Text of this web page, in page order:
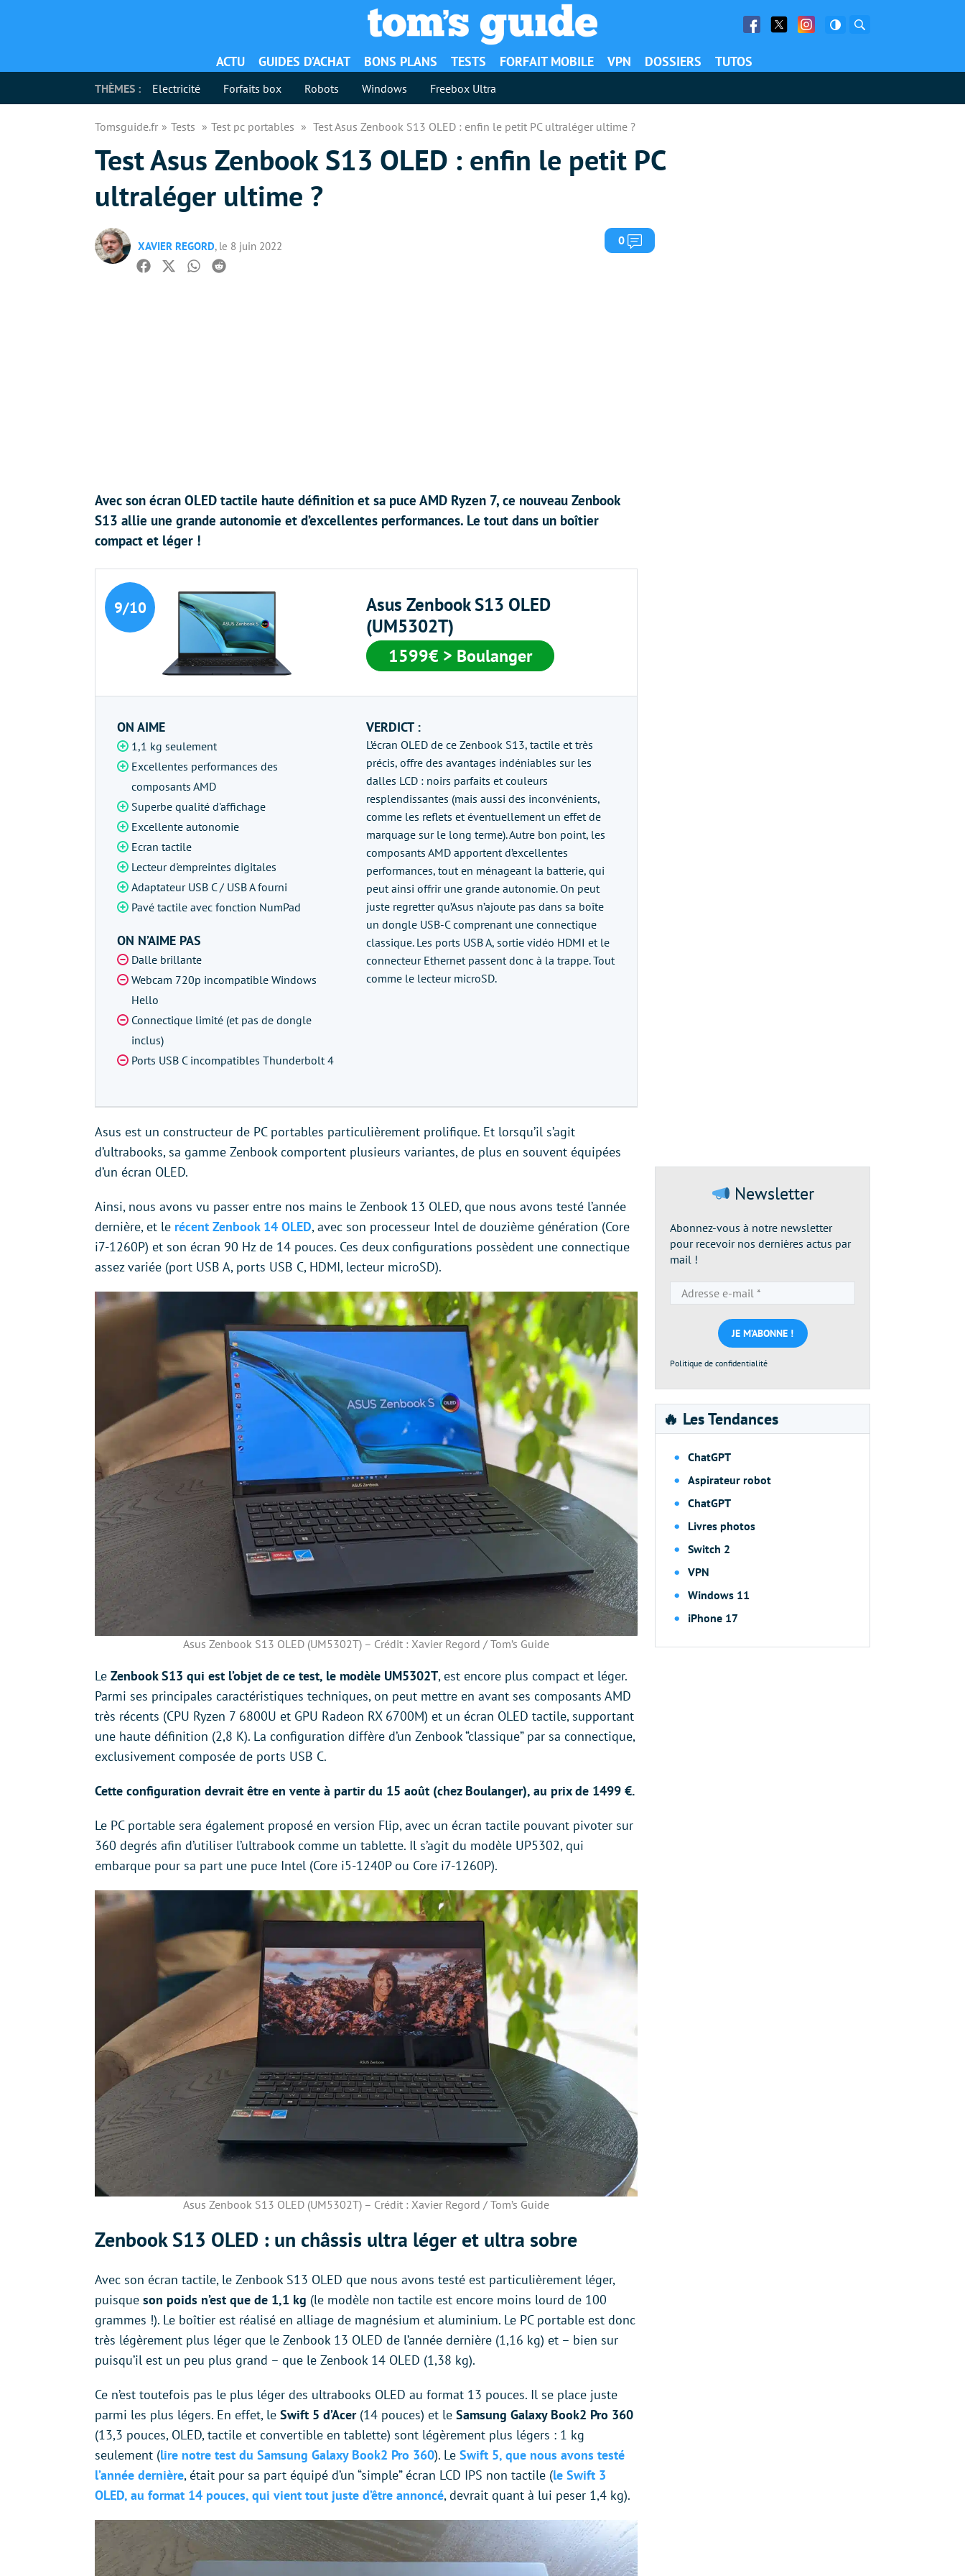
Facebook
Twitter Facebook
ACTU GUIDES D’ACHAT BONS PLANS TESTS FORFAIT MOBILE VPN DOSSIERS TUTOS
THÈMES : Electricité Forfaits box Robots Windows Freebox Ultra
Tomsguide.fr Tests Test pc portables Test Asus Zenbook S13 OLED : enfin le petit PC ultraléger ultime ?
Test Asus Zenbook S13 OLED : enfin le petit PC
ultraléger ultime ?
XAVIER REGORD, le 8 juin 2022 0 Commentaires
Facebook
TwitterWhatsapp
Reddit
Avec son écran OLED tactile haute définition et sa puce AMD Ryzen 7, ce nouveau Zenbook
S13 allie une grande autonomie et d’excellentes performances. Le tout dans un boîtier
compact et léger !
9/10
Asus Zenbook S13 OLED
(UM5302T)
1599€ > Boulanger
ON AIME
1,1 kg seulement
Excellentes performances des
composants AMD
Superbe qualité d'affichage
Excellente autonomie
Ecran tactile
Lecteur d'empreintes digitales
Adaptateur USB C / USB A fourni
Pavé tactile avec fonction NumPad
ON N’AIME PAS
Dalle brillante
Webcam 720p incompatible Windows
Hello
Connectique limité (et pas de dongle
inclus)
Ports USB C incompatibles Thunderbolt 4
VERDICT :
L’écran OLED de ce Zenbook S13, tactile et très
précis, offre des avantages indéniables sur les
dalles LCD : noirs parfaits et couleurs
resplendissantes (mais aussi des inconvénients,
comme les reflets et éventuellement un effet de
marquage sur le long terme). Autre bon point, les
composants AMD apportent d’excellentes
performances, tout en ménageant la batterie, qui
peut ainsi offrir une grande autonomie. On peut
juste regretter qu’Asus n’ajoute pas dans sa boîte
un dongle USB-C comprenant une connectique
classique. Les ports USB A, sortie vidéo HDMI et le
connecteur Ethernet passent donc à la trappe. Tout
comme le lecteur microSD.
Asus est un constructeur de PC portables particulièrement prolifique. Et lorsqu’il s’agit
d’ultrabooks, sa gamme Zenbook comportent plusieurs variantes, de plus en souvent équipées
d’un écran OLED.
Ainsi, nous avons vu passer entre nos mains le Zenbook 13 OLED, que nous avons testé l’année
dernière, et le récent Zenbook 14 OLED, avec son processeur Intel de douzième génération (Core
i7-1260P) et son écran 90 Hz de 14 pouces. Ces deux configurations possèdent une connectique
assez variée (port USB A, ports USB C, HDMI, lecteur microSD).
Asus Zenbook S13 OLED (UM5302T) – Crédit : Xavier Regord / Tom’s Guide
Le Zenbook S13 qui est l’objet de ce test, le modèle UM5302T, est encore plus compact et léger.
Parmi ses principales caractéristiques techniques, on peut mettre en avant ses composants AMD
très récents (CPU Ryzen 7 6800U et GPU Radeon RX 6700M) et un écran OLED tactile, supportant
une haute définition (2,8 K). La configuration diffère d’un Zenbook “classique” par sa connectique,
exclusivement composée de ports USB C.
Cette configuration devrait être en vente à partir du 15 août (chez Boulanger), au prix de 1499 €.
Le PC portable sera également proposé en version Flip, avec un écran tactile pouvant pivoter sur
360 degrés afin d’utiliser l’ultrabook comme un tablette. Il s’agit du modèle UP5302, qui
embarque pour sa part une puce Intel (Core i5-1240P ou Core i7-1260P).
Asus Zenbook S13 OLED (UM5302T) – Crédit : Xavier Regord / Tom’s Guide
Zenbook S13 OLED : un châssis ultra léger et ultra sobre
Avec son écran tactile, le Zenbook S13 OLED que nous avons testé est particulièrement léger,
puisque son poids n’est que de 1,1 kg (le modèle non tactile est encore moins lourd de 100
grammes !). Le boîtier est réalisé en alliage de magnésium et aluminium. Le PC portable est donc
très légèrement plus léger que le Zenbook 13 OLED de l’année dernière (1,16 kg) et – bien sur
puisqu’il est un peu plus grand – que le Zenbook 14 OLED (1,38 kg).
Ce n’est toutefois pas le plus léger des ultrabooks OLED au format 13 pouces. Il se place juste
parmi les plus légers. En effet, le Swift 5 d’Acer(14 pouces) et le Samsung Galaxy Book2 Pro 360
(13,3 pouces, OLED, tactile et convertible en tablette) sont légèrement plus légers : 1 kg
seulement (lire notre test du Samsung Galaxy Book2 Pro 360). Le Swift 5, que nous avons testé
l’année dernière, était pour sa part équipé d’un “simple” écran LCD IPS non tactile (le Swift 3
OLED, au format 14 pouces, qui vient tout juste d’être annoncé, devrait quant à lui peser 1,4 kg).
Newsletter
Abonnez-vous à notre newsletter
pour recevoir nos dernières actus par
mail !
e-
mail
*
Politique de confidentialité
🔥 Les Tendances
ChatGPT
Aspirateur robot
ChatGPT
Livres photos
Switch 2
VPN
Windows 11
iPhone 17